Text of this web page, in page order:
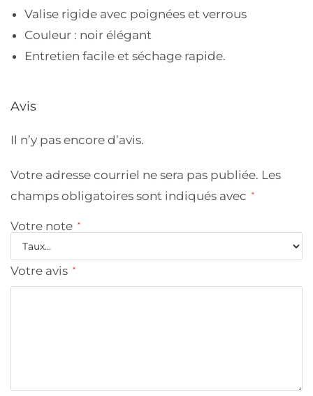
Valise rigide avec poignées et verrous
Couleur : noir élégant
Entretien facile et séchage rapide.
Avis
Il n’y pas encore d’avis.
Votre adresse courriel ne sera pas publiée. Les
champs obligatoires sont indiqués avec
*
Votre note *
Votre avis *